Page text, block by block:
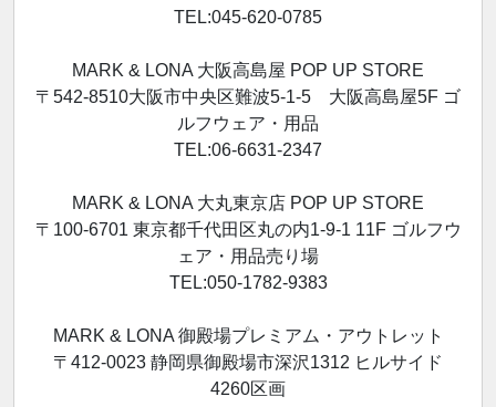
TEL:045-620-0785
MARK & LONA 大阪高島屋 POP UP STORE
〒542-8510大阪市中央区難波5-1-5 大阪高島屋5F ゴ
ルフウェア・用品
TEL:06-6631-2347
MARK & LONA 大丸東京店 POP UP STORE
〒100-6701 東京都千代田区丸の内1-9-1 11F ゴルフウ
ェア・用品売り場
TEL:050-1782-9383
MARK & LONA 御殿場プレミアム・アウトレット
〒412-0023 静岡県御殿場市深沢1312 ヒルサイド
4260区画